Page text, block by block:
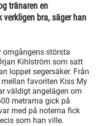
tränaren en
bra, säger han
omgångens största
Kihlström som satt
loppet segersäker. Från
favoriten Kiss My
väldigt angelägen om
metrarna gick på
med på noterna fick
som han ville.